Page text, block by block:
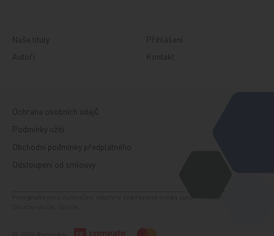
Naše tituly
Autoři
Přihlášení
Kontakt
Ochrana osobních údajů
Podmínky užití
Obchodní podmínky předplatného
Odstoupení od smlouvy